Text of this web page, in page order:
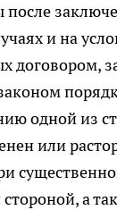
и на
договором,
одной из
или
стороной, а